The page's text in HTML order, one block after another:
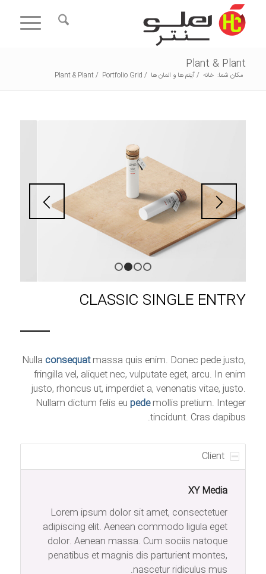
Plant & Plant
مکان شما: خانه /آیتم ها و المان ها /
Portfolio Grid
/
Plant & Plant
CLASSIC SINGLE ENTRY
Nullaconsequatmassa quis enim. Donec pede justo,
fringilla vel, aliquet nec, vulputate eget, arcu. In enim
justo, rhoncus ut, imperdiet a, venenatis vitae, justo.
Nullam dictum felis eupedemollis pretium. Integer
tincidunt. Cras dapibus.
Client
XY Media
Lorem ipsum dolor sit amet, consectetuer
adipiscing elit. Aenean commodo ligula eget
dolor. Aenean massa. Cum sociis natoque
penatibus et magnis dis parturient montes,
nascetur ridiculus mus.